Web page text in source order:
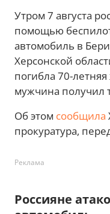
Утром 7 августа
помощью
автомобиль в
Херсонской
погибла 70-
мужчина получил
Об этом сообщила
прокуратура,
Реклама
Россияне